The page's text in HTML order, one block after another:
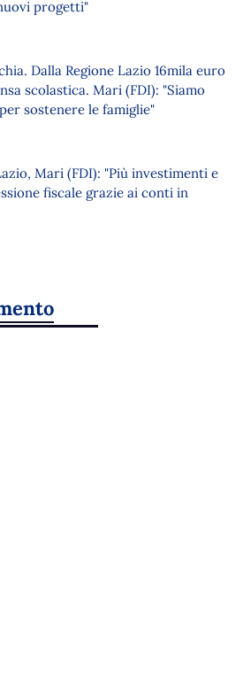
progetti"
Dalla Regione Lazio 16mila euro
scolastica. Mari (FDI): "Siamo
sostenere le famiglie"
Mari (FDI): "Più investimenti e
fiscale grazie ai conti in